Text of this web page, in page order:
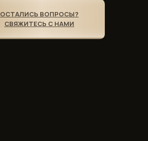
ОСТАЛИСЬ ВОПРОСЫ?
СВЯЖИТЕСЬ С НАМИ